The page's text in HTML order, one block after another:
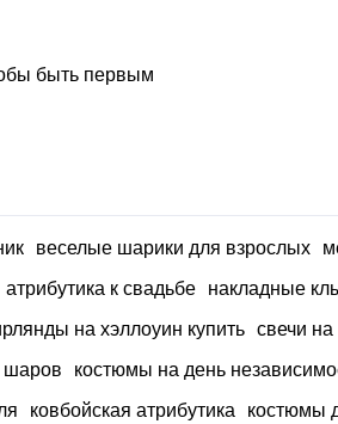
быть первым
веселые шарики для взрослых
атрибутика к свадьбе
накладные
на хэллоуин купить свечи на
шаров
костюмы на день
ковбойская атрибутика
костюмы